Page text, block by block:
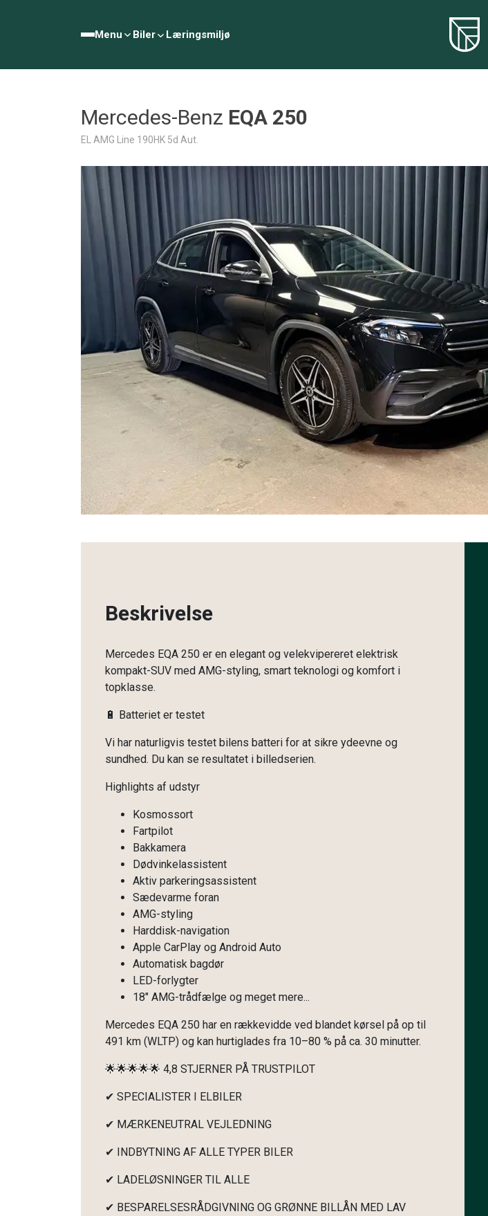
Menu Biler Læringsmiljø
Mercedes-Benz EQA 250
EL AMG Line 190HK 5d Aut.
Beskrivelse
Mercedes EQA 250 er en elegant og velekvipereret elektrisk
kompakt-SUV med AMG-styling, smart teknologi og komfort i
topklasse.
🔋 Batteriet er testet
Vi har naturligvis testet bilens batteri for at sikre ydeevne og
sundhed. Du kan se resultatet i billedserien.
Highlights af udstyr
Kosmossort
Fartpilot
Bakkamera
Dødvinkelassistent
Aktiv parkeringsassistent
Sædevarme foran
AMG-styling
Harddisk-navigation
Apple CarPlay og Android Auto
Automatisk bagdør
LED-forlygter
18" AMG-trådfælge og meget mere...
Mercedes EQA 250 har en rækkevidde ved blandet kørsel på op til
491 km (WLTP) og kan hurtiglades fra 10–80 % på ca. 30 minutter.
🌟🌟🌟🌟🌟 4,8 STJERNER PÅ TRUSTPILOT
✔ SPECIALISTER I ELBILER
✔ MÆRKENEUTRAL VEJLEDNING
✔ INDBYTNING AF ALLE TYPER BILER
✔ LADELØSNINGER TIL ALLE
✔ BESPARELSESRÅDGIVNING OG GRØNNE BILLÅN MED LAV